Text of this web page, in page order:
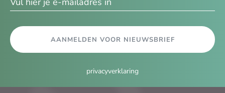
AANMELDEN VOOR NIEUWSBRIEF
privacyverklaring